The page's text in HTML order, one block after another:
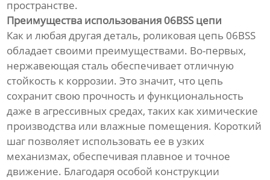
пространстве.
Преимущества использования 06BSS цепи
Как и любая другая деталь, роликовая цепь 06BSS
обладает своими преимуществами. Во-первых,
нержавеющая сталь обеспечивает отличную
стойкость к коррозии. Это значит, что цепь
сохранит свою прочность и функциональность
даже в агрессивных средах, таких как химические
производства или влажные помещения. Короткий
шаг позволяет использовать ее в узких
механизмах, обеспечивая плавное и точное
движение. Благодаря особой конструкции